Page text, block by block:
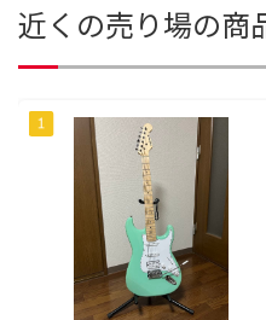
近くの売り場の商